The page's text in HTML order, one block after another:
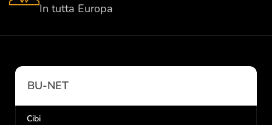
In tutta Europa
BU-NET
Cibi